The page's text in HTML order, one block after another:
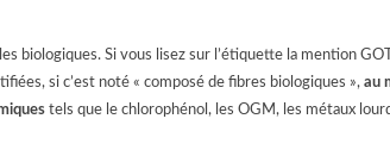
biologiques. Si vous lisez sur l’étiquette la mention
si c’est noté « composé de fibres biologiques », au
tels que le chlorophénol, les OGM, les métaux